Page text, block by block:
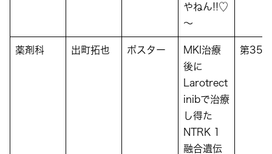
やねん!!♡
～
薬剤科 出町拓也 ポスター
MKI治療
後に
Larotrect
inibで治療
し得た
NTRK 1
融合遺伝
第35回